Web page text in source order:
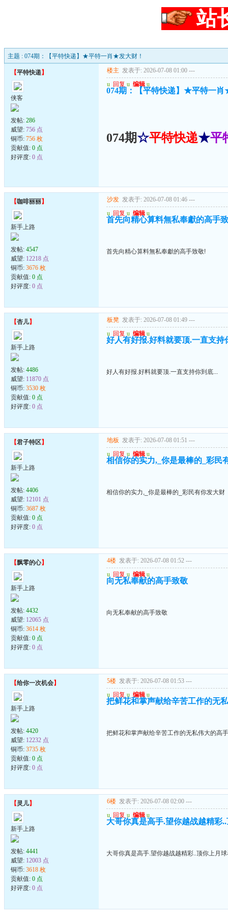
站
主题 : 074期：【平特快递】★平特一肖★发大财！
【平特快递 】
侠客
发帖: 286
威望: 756 点
铜币: 756 枚
贡献值: 0 点
好评度: 0 点
楼主 发表于: 2026-07-08 01:00 ---
u 回复 u 编辑 u
074期：【平特快递】★平特一
074期☆平特快递★平
【咖啡丽丽】
新手上路
发帖: 4547
威望: 12218 点
铜币: 3676 枚
贡献值: 0 点
好评度: 0 点
沙发 发表于: 2026-07-08 01:46 ---
u 回复 u 编辑 u
首先向精心算料無私奉獻的高手
首先向精心算料無私奉獻的高手致敬!
【杏儿】
新手上路
发帖: 4486
威望: 11870 点
铜币: 3530 枚
贡献值: 0 点
好评度: 0 点
板凳 发表于: 2026-07-08 01:49 ---
u 回复 u 编辑 u
好人有好报.好料就要顶.一直支持
好人有好报.好料就要顶.一直支持你到底...
【君子特区】
新手上路
发帖: 4406
威望: 12101 点
铜币: 3687 枚
贡献值: 0 点
好评度: 0 点
地板 发表于: 2026-07-08 01:51 ---
u 回复 u 编辑 u
相信你的实力,_你是最棒的_彩民
相信你的实力,_你是最棒的_彩民有你发大财
【飘零的心】
新手上路
发帖: 4432
威望: 12065 点
铜币: 3614 枚
贡献值: 0 点
好评度: 0 点
4楼 发表于: 2026-07-08 01:52 ---
u 回复 u 编辑 u
向无私奉献的高手致敬
向无私奉献的高手致敬
【给你一次机会】
新手上路
发帖: 4420
威望: 12232 点
铜币: 3735 枚
贡献值: 0 点
好评度: 0 点
5楼 发表于: 2026-07-08 01:53 ---
u 回复 u 编辑 u
把鲜花和掌声献给辛苦工作的无
把鲜花和掌声献给辛苦工作的无私伟大的高
【灵儿】
新手上路
发帖: 4441
威望: 12003 点
铜币: 3618 枚
贡献值: 0 点
好评度: 0 点
6楼 发表于: 2026-07-08 02:00 ---
u 回复 u 编辑 u
大哥你真是高手.望你越战越精彩
大哥你真是高手.望你越战越精彩..顶你上月